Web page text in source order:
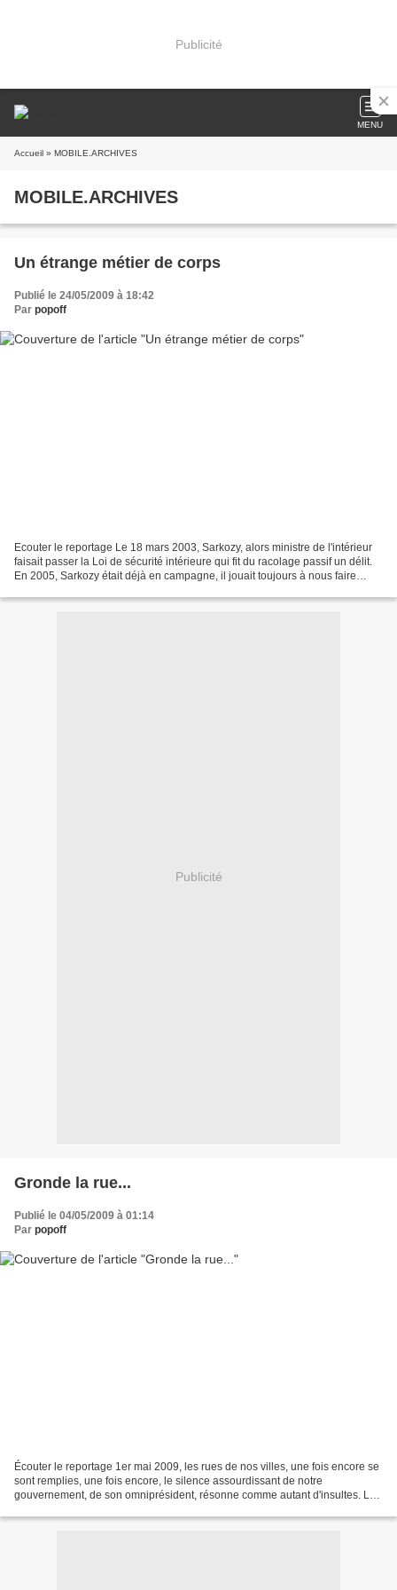
Publicité
MENU
Accueil » MOBILE.ARCHIVES
MOBILE.ARCHIVES
Un étrange métier de corps
Publié le 24/05/2009 à 18:42
Par popoff
Ecouter le reportage Le 18 mars 2003, Sarkozy, alors ministre de l'intérieur
faisait passer la Loi de sécurité intérieure qui fit du racolage passif un délit.
En 2005, Sarkozy était déjà en campagne, il jouait toujours à nous faire
Publicité
Gronde la rue...
Publié le 04/05/2009 à 01:14
Par popoff
Écouter le reportage 1er mai 2009, les rues de nos villes, une fois encore se
sont remplies, une fois encore, le silence assourdissant de notre
gouvernement, de son omniprésident, résonne comme autant d'insultes. Les